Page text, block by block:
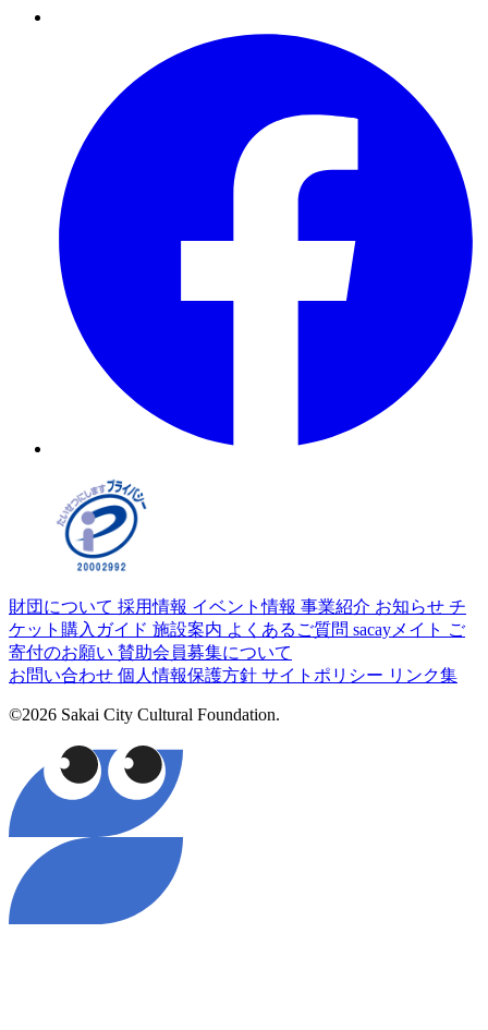
財団について 採用情報 イベント情報 事業紹介 お知らせ チ
ケット購入ガイド 施設案内 よくあるご質問 sacayメイト ご
寄付のお願い 賛助会員募集について
お問い合わせ 個人情報保護方針 サイトポリシー リンク集
©2026 Sakai City Cultural Foundation.